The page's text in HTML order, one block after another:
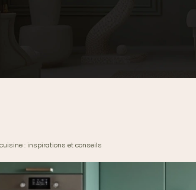
: inspirations et conseils